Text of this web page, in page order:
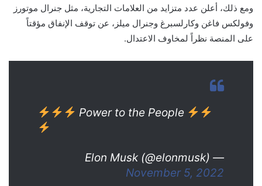
ومع ذلك، أعلن عدد متزايد من العلامات التجارية، مثل جنرال موتورز
وفولكس فاغن وكارلسبرغ وجنرال ميلز، عن توقف الإنفاق مؤقتاً
على المنصة نظراً لمخاوف الاعتدال.
Power to the People
— Elon Musk (@elonmusk)
November 5, 2022